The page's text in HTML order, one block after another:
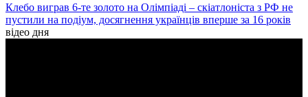
Клебо виграв 6-те золото на Олімпіаді – скіатлоніста з РФ не
пустили на подіум, досягнення українців вперше за 16 років
відео дня